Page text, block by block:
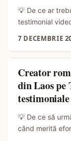
înseamnă că
deschise la
💡 De ce ar
testimonial
entertainment
TikTok.
comunică activ
cu creatori
conturile lor
channels). ...
7 DECEMBRIE
Creator
din Laos pe
testimoniale
💡 De ce să
când merită